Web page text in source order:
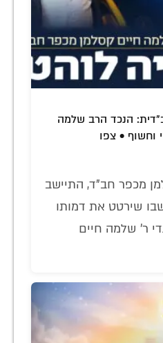
הנכד הרב שלמה
וחשוף • צפו
מכפר חב"ד, התיישב
שירטט את דמותו
ר' שלמה חיים